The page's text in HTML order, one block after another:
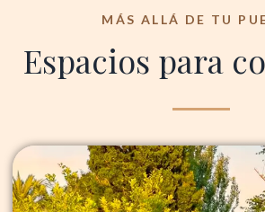
MÁS ALLÁ DE TU
Espacios para